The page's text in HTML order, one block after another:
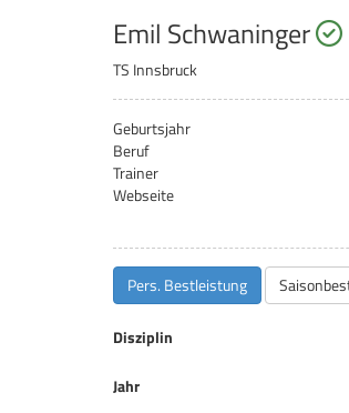
Emil Schwaninger
TS Innsbruck
Geburtsjahr
Beruf
Trainer
Webseite
Pers. Bestleistung
Disziplin
Jahr